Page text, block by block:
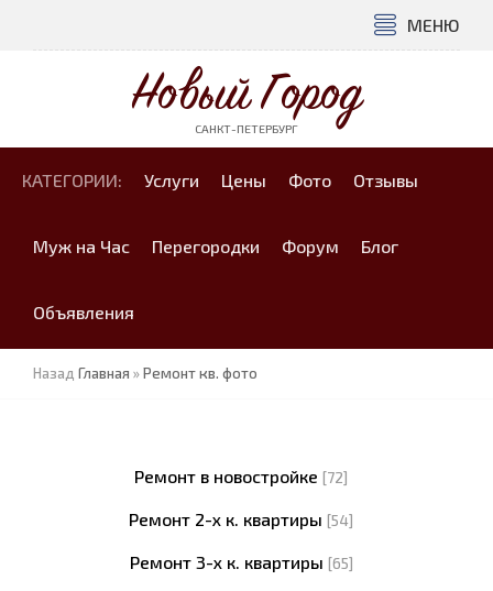
МЕНЮ
Новый Город
САНКТ-ПЕТЕРБУРГ
КАТЕГОРИИ: Услуги Цены Фото Отзывы
Муж на Час Перегородки Форум Блог
Объявления
Назад Главная »Ремонт кв. фото
Ремонт в новостройке [72]
Ремонт 2-х к. квартиры [54]
Ремонт 3-х к. квартиры [65]